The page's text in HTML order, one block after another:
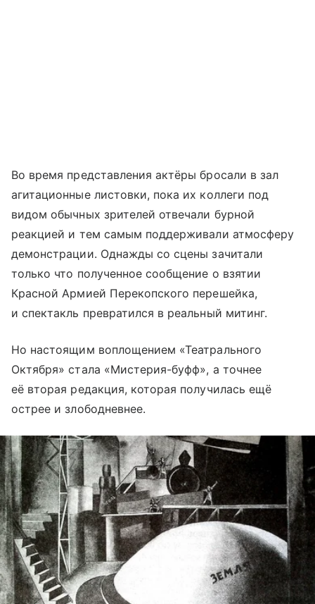
Во время представления актёры бросали в зал
агитационные листовки, пока их коллеги под
видом обычных зрителей отвечали бурной
реакцией и тем самым поддерживали атмосферу
демонстрации. Однажды со сцены зачитали
только что полученное сообщение о взятии
Красной Армией Перекопского перешейка,
и спектакль превратился в реальный митинг.
Но настоящим воплощением «Театрального
Октября» стала «Мистерия-буфф», а точнее
её вторая редакция, которая получилась ещё
острее и злободневнее.